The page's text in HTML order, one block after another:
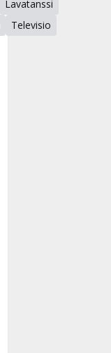
Lavatanssi
Televisio